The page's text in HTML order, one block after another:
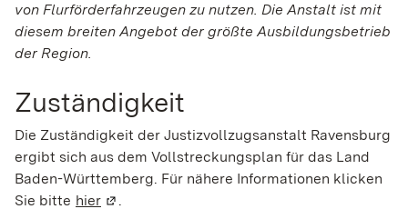
von Flurförderfahrzeugen zu nutzen. Die Anstalt ist mit
diesem breiten Angebot der größte Ausbildungsbetrieb
der Region.
Zuständigkeit
Die Zuständigkeit der Justizvollzugsanstalt Ravensburg
ergibt sich aus dem Vollstreckungsplan für das Land
Baden-Württemberg. Für nähere Informationen klicken
Sie bitte hier (Wird in einem neuen Fenster geöffnet)